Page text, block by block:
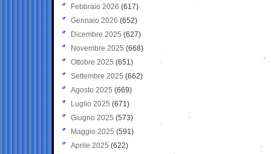
Febbraio 2026 (617)
Gennaio 2026 (652)
Dicembre 2025 (627)
Novembre 2025 (668)
Ottobre 2025 (651)
Settembre 2025 (662)
Agosto 2025 (669)
Luglio 2025 (671)
Giugno 2025 (573)
Maggio 2025 (591)
Aprile 2025 (622)